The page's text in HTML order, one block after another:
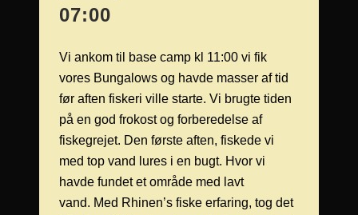
07:00
Vi ankom til base camp kl 11:00 vi fik
vores Bungalows og havde masser af tid
før aften fiskeri ville starte. Vi brugte tiden
på en god frokost og forberedelse af
fiskegrejet. Den første aften, fiskede vi
med top vand lures i en bugt. Hvor vi
havde fundet et område med lavt
vand. Med Rhinen’s fiske erfaring, tog det